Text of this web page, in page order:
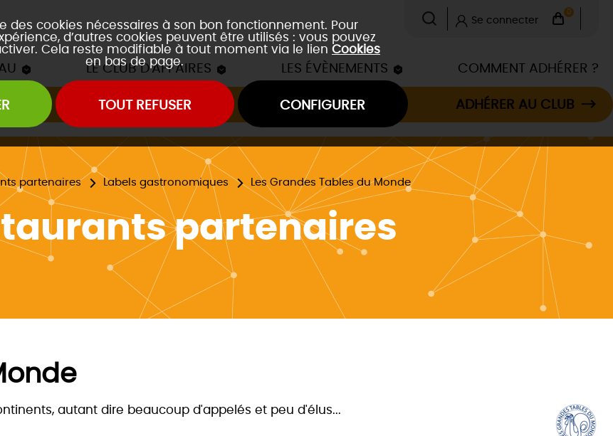
des cookies nécessaires à son bon fonctionnement. Pour
d’autres cookies peuvent être utilisés : vous pouvez
Cela reste modifiable à tout moment via le lien Cookies
en bas de page.
TOUT REFUSER CONFIGURER
0
Se connecter
LE CLUB D'AFFAIRES LES ÉVÈNEMENTS
du Club
"À la découverte de..."
COMMENT ADHÉRER ?
ADHÉRER AU CLUB
partenaires Labels gastronomiques Les Grandes Tables du Monde
partenaires
autant dire beaucoup d'appelés et peu d'élus...